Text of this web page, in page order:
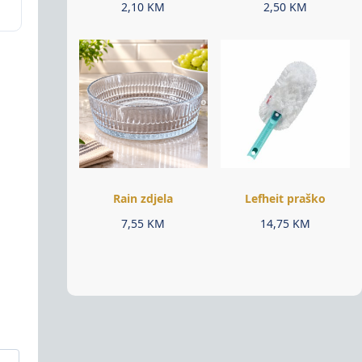
2,10 KM
2,50 KM
Rain zdjela
7,55 KM
Lefheit praško
14,75 KM